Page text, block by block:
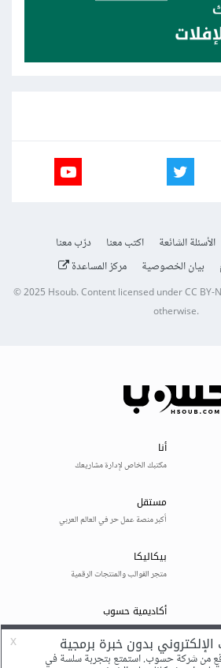
الأسئلة الشائعة اكتب معنا
درّب معنا
بيان الخصوصية مركز المساعدة
© 2025Hsoub.Content licensed underCC BY-
otherwise.